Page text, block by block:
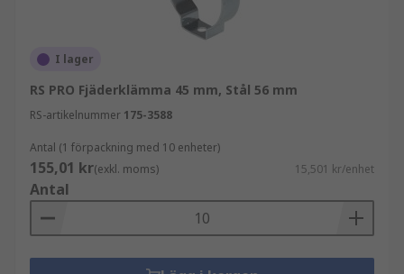
I lager
RS PRO Fjäderklämma 45 mm, Stål 56 mm
RS-artikelnummer 175-3588
Antal (1 förpackning med 10 enheter)
155,01 kr(exkl. moms) 15,501 kr/enhet
Antal